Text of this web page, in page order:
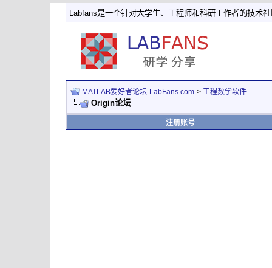
Labfans是一个针对大学生、工程师和科研工作者的技术社
MATLAB爱好者论坛-LabFans.com > 工程数学软件
Origin论坛
注册账号